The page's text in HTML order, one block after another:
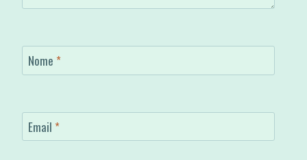
Nome *
Email *